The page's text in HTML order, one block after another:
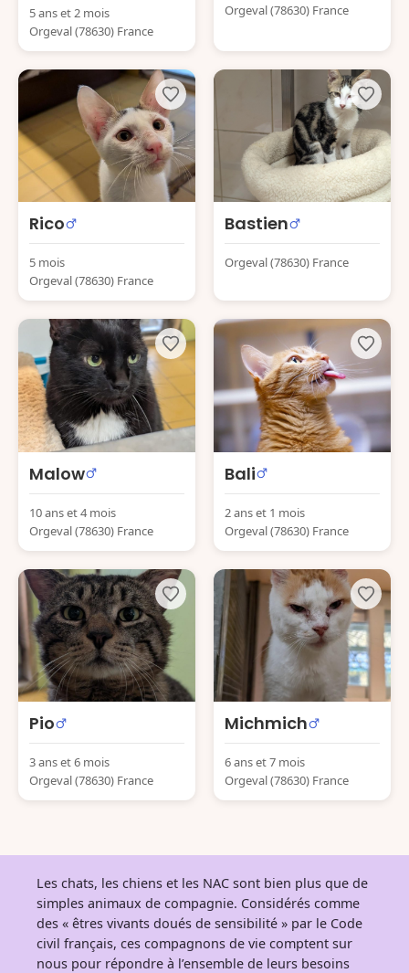
5 ans et 2 mois
Orgeval (78630) France
Orgeval (78630) France
Rico
5 mois
Orgeval (78630) France
Bastien
Orgeval (78630) France
Malow
10 ans et 4 mois
Orgeval (78630) France
Bali
2 ans et 1 mois
Orgeval (78630) France
Pio
3 ans et 6 mois
Orgeval (78630) France
Michmich
6 ans et 7 mois
Orgeval (78630) France
Les chats, les chiens et les NAC sont bien plus que de
simples animaux de compagnie. Considérés comme
des « êtres vivants doués de sensibilité » par le Code
civil français, ces compagnons de vie comptent sur
nous pour répondre à l’ensemble de leurs besoins